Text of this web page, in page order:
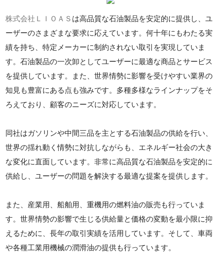
株式会社ＬＩＯＡＳ は高品質な石油製品を安定的に提供し、ユ
ーザーのさまざまな要求に応えています。何十年にもわたる実
績を持ち、特定メーカーに制約されない取引を実現していま
す。石油製品の一次卸としてユーザーに最適な商品とサービス
を提供しています。また、世界情勢に影響を受けやすい業界の
知見も豊富にある点も強みです。多種多様なラインナップをそ
ろえており、顧客のニーズに対応しています。
同社はガソリンや中間三品を主とする石油製品の供給を行い、
世界の揺れ動く情勢に対抗しながらも、エネルギー社会の大き
な変化に直面しています。非常に高品質な石油製品を安定的に
供給し、ユーザーの問題を解決する最適な提案を提供します。
また、産業用、船舶用、重機用の燃料油の販売も行っていま
す。世界情勢の影響で生じる供給量と価格の変動を最小限に抑
えるために、長年の取引実績を活用しています。そして、車両
や各種工業用機械の潤滑油の提供も行っています。